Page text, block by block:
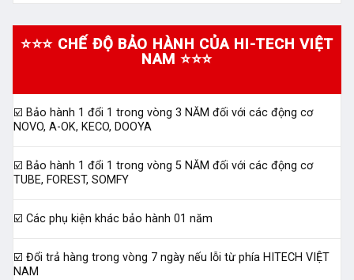
⭐⭐⭐ CHẾ ĐỘ BẢO HÀNH CỦA HI-TECH VIỆT
NAM ⭐⭐⭐
☑️ Bảo hành 1 đổi 1 trong vòng 3 NĂM đối với các động cơ
NOVO, A-OK, KECO, DOOYA
☑️ Bảo hành 1 đổi 1 trong vòng 5 NĂM đối với các động cơ
TUBE, FOREST, SOMFY
☑️ Các phụ kiện khác bảo hành 01 năm
☑️ Đổi trả hàng trong vòng 7 ngày nếu lỗi từ phía HITECH VIỆT
NAM